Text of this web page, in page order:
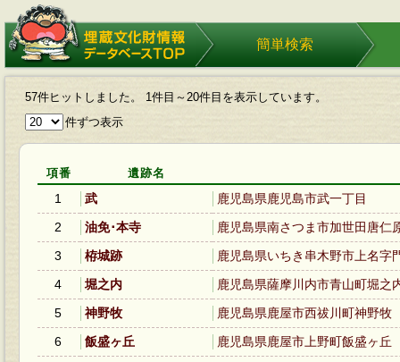
埋蔵文化財情報データベース
TOP
簡単検索
57件ヒットしました。 1件目～20件目を表示しています。
件ずつ表示
項番 遺跡名
1 武
鹿児島県鹿児島市武一丁目
2
油免･本寺
鹿児島県南さつま市加世田唐仁
3
栫城跡
鹿児島県いちき串木野市上名字
4
堀之内
鹿児島県薩摩川内市青山町堀之
5
神野牧
鹿児島県鹿屋市西祓川町神野牧
6
飯盛ヶ丘
鹿児島県鹿屋市上野町飯盛ヶ丘